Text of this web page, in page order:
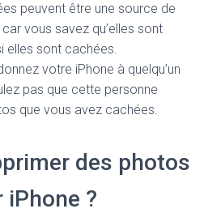
peuvent être une source de
vous savez qu’elles sont
elles sont cachées.
votre iPhone à quelqu’un
pas que cette personne
que vous avez cachées.
des photos
iPhone ?